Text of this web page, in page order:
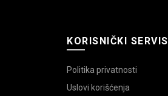
KORISNIČKI SERVIS
Politika privatnosti
Uslovi korišćenja